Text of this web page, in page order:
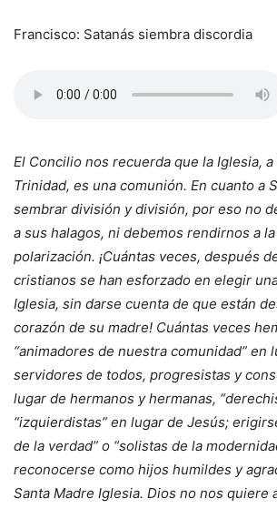
Francisco: Satanás siembra discordia
El Concilio nos recuerda que la Iglesia,
Trinidad, es una comunión. En cuanto a
sembrar división y división, por eso no
a sus halagos, ni debemos rendirnos a
polarización. ¡Cuántas veces, después
cristianos se han esforzado en elegir
Iglesia, sin darse cuenta de que están
corazón de su madre! Cuántas veces
“animadores de nuestra comunidad” en
servidores de todos, progresistas y
lugar de hermanos y hermanas,
“izquierdistas” en lugar de Jesús;
de la verdad” o “solistas de la
reconocerse como hijos humildes y
Santa Madre Iglesia. Dios no nos quiere